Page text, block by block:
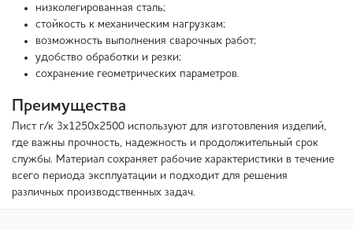
низколегированная сталь;
стойкость к механическим нагрузкам;
возможность выполнения сварочных работ;
удобство обработки и резки;
сохранение геометрических параметров.
Преимущества
Лист г/к 3х1250х2500 используют для изготовления изделий,
где важны прочность, надежность и продолжительный срок
службы. Материал сохраняет рабочие характеристики в течение
всего периода эксплуатации и подходит для решения
различных производственных задач.